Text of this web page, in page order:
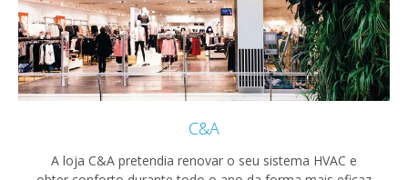
C&A
A loja C&A pretendia renovar o seu sistema HVAC e